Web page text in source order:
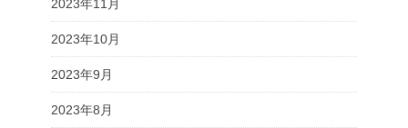
2023年11月
2023年10月
2023年9月
2023年8月